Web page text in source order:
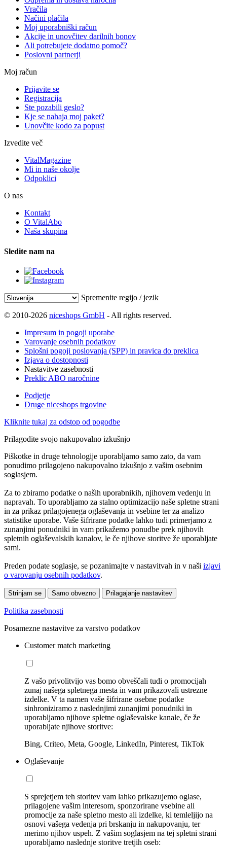
Vračila
Načini plačila
Moj uporabniški račun
Akcije in unovčitev darilnih bonov
Ali potrebujete dodatno pomoč?
Poslovni partnerji
Moj račun
Prijavite se
Registracija
Ste pozabili geslo?
Kje se nahaja moj paket?
Unovčite kodo za popust
Izvedite več
VitalMagazine
Mi in naše okolje
Odpoklici
O nas
Kontakt
O VitalAbo
Naša skupina
Sledite nam na
Spremenite regijo / jezik
© 2010-2026 niceshops GmbH - All rights reserved.
Impresum in pogoji uporabe
Varovanje osebnih podatkov
Splošni pogoji poslovanja (SPP) in pravica do preklica
Izjava o dostopnosti
Nastavitve zasebnosti
Preklic ABO naročnine
Podjetje
Druge niceshops trgovine
Kliknite tukaj za odstop od pogodbe
Prilagodite svojo nakupovalno izkušnjo
Piškotke in druge tehnologije uporabljamo samo zato, da vam
ponudimo prilagojeno nakupovalno izkušnjo z vašim osebnim
soglasjem.
Za to zbiramo podatke o naših uporabnikih, njihovem vedenju in
napravah. To uporabljamo za stalno optimizacijo naše spletne strani
in za prikaz prilagojenega oglaševanja in vsebine ter za analizo
statistike uporabe. Vaše šifrirane podatke lahko tudi primerjamo z
zunanjimi ponudniki in vam prikažemo ponudbe prek njihovih
spletnih oglaševalskih kanalov, le če njihove storitve že uporabljate
sami.
Preden podate soglasje, se pozanimajte v nastavitvah in v naši izjavi
o varovanju osebnih podatkov.
Strinjam se Samo obvezno Prilagajanje nastavitev
Politika zasebnosti
Posamezne nastavitve za varstvo podatkov
Customer match marketing
Z vašo privolitvijo vas bomo obveščali tudi o promocijah
zunaj našega spletnega mesta in vam prikazovali ustrezne
izdelke. V ta namen vaše šifrirane osebne podatke
sinhroniziramo z naslednjimi zunanjimi ponudniki in
uporabljamo njihove spletne oglaševalske kanale, če že
uporabljate njihove storitve:
Bing, Criteo, Meta, Google, LinkedIn, Pinterest, TikTok
Oglaševanje
S sprejetjem teh storitev vam lahko prikazujemo oglase,
prilagojene vašim interesom, sponzorirane vsebine ali
promocije za naše spletno mesto ali izdelke, ki temleljijo na
osnovi vašega vedenja pri brskanju in nakupovanju, ter
merimo njihov uspeh. Z vašim soglasjem na tej spletni strani
uporabljamo naslednje storitve tretjih oseb: